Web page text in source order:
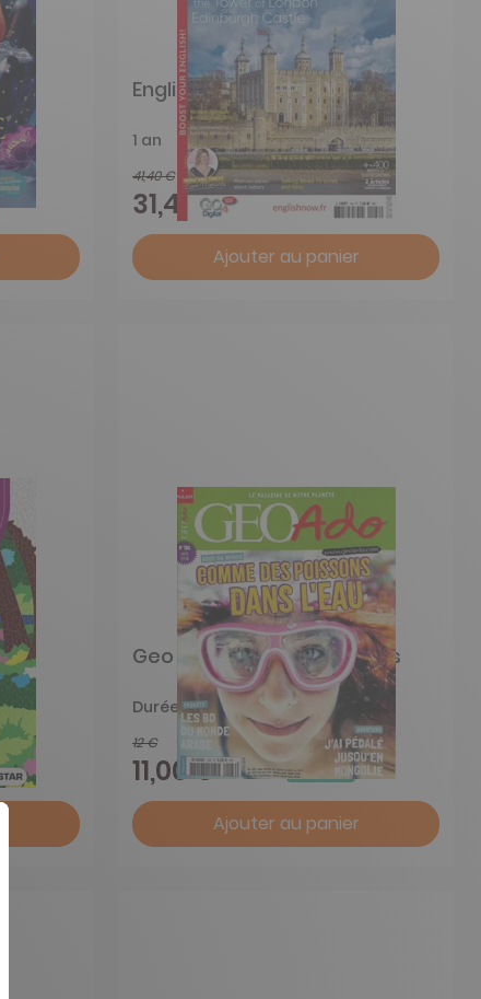
English Now
1 an
41,40 €
31,45 € -24%
Ajouter au panier
Geo Ado Maxi Decouvertes
Durée libre
12 €
11,00 €
Ajouter au panier